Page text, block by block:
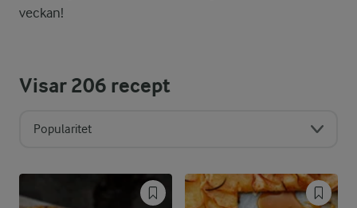
veckan!
Visar206 recept
Popularitet